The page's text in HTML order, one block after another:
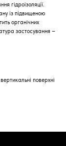
гідроізоляції.
із підвищеною
органічних
застосування –
поверхні